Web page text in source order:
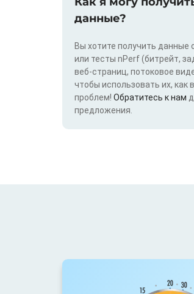
данные?
Вы хотите получить данные
или тесты nPerf (битрейт,
веб-страниц, потоковое
чтобы использовать их, как
проблем! Обратитесь к нам
предложения.